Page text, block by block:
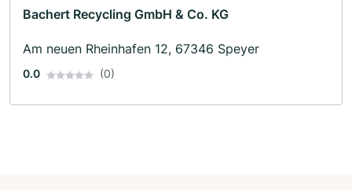
Bachert Recycling GmbH & Co. KG
Am neuen Rheinhafen 12, 67346 Speyer
0.0 (0)